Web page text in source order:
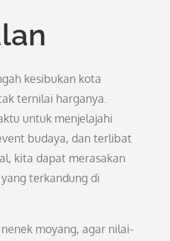
kesibukan kota
ternilai harganya.
untuk menjelajahi
budaya, dan terlibat
kita dapat merasakan
terkandung di
moyang, agar nilai-